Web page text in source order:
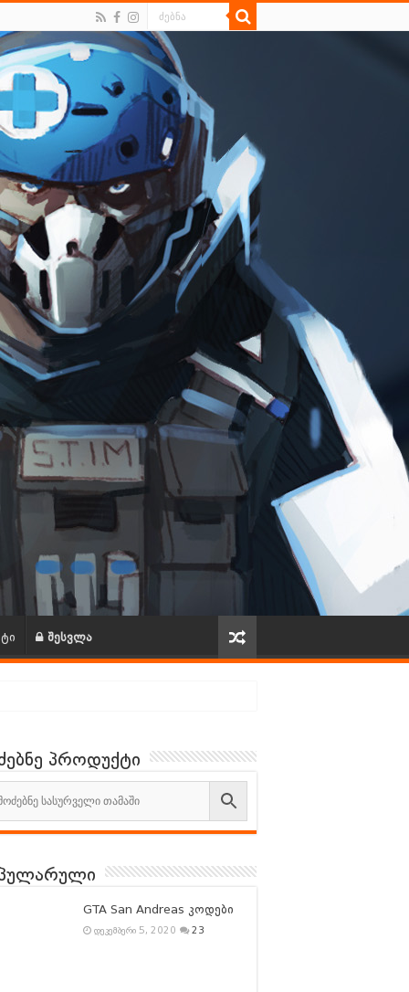
შესვლა
პროდუქტი
GTA San Andreas კოდები
დეკემბერი 5, 2020 23